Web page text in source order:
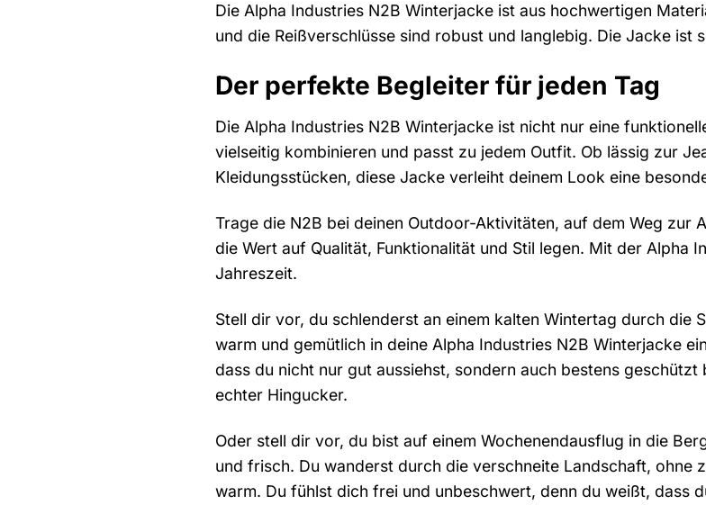
Die Alpha Industries N2B Winterjacke ist aus hochwertigen
und die Reißverschlüsse sind robust und langlebig. Die Jacke
Der perfekte Begleiter für jeden Tag
Die Alpha Industries N2B Winterjacke ist nicht nur eine
vielseitig kombinieren und passt zu jedem Outfit. Ob lässig zur
Kleidungsstücken, diese Jacke verleiht deinem Look eine
Trage die N2B bei deinen Outdoor-Aktivitäten, auf dem Weg
die Wert auf Qualität, Funktionalität und Stil legen. Mit der
Jahreszeit.
Stell dir vor, du schlenderst an einem kalten Wintertag durch
warm und gemütlich in deine Alpha Industries N2B Winterjacke
dass du nicht nur gut aussiehst, sondern auch bestens
echter Hingucker.
Oder stell dir vor, du bist auf einem Wochenendausflug in die
und frisch. Du wanderst durch die verschneite Landschaft, ohne
warm. Du fühlst dich frei und unbeschwert, denn du weißt, dass